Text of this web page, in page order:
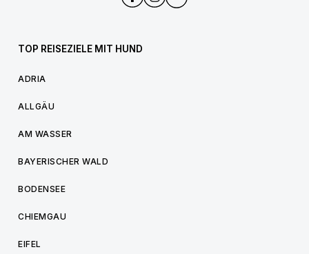
TOP REISEZIELE MIT HUND
ADRIA
ALLGÄU
AM WASSER
BAYERISCHER WALD
BODENSEE
CHIEMGAU
EIFEL